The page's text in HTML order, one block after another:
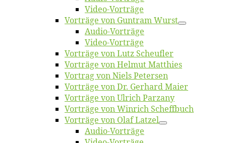
Vi­deo-Vor­trä­ge
Vor­trä­ge von Gun­tram Wurst
Au­dio-Vor­trä­ge
Vi­deo-Vor­trä­ge
Vor­trä­ge von Lutz Scheufler
Vor­trä­ge von Hel­mut Matthies
Vor­trag von Niels Petersen
Vor­trä­ge von Dr. Ger­hard Maier
Vor­trä­ge von Ul­rich Parzany
Vor­trä­ge von Win­rich Scheffbuch
Vor­trä­ge von Olaf Latzel
Au­dio-Vor­trä­ge